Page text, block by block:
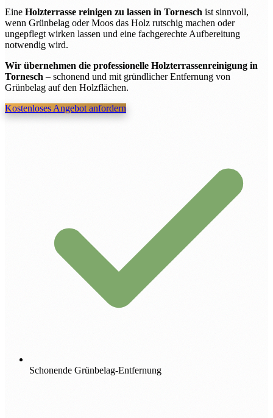
Eine Holzterrasse reinigen zu lassen in Tornesch ist sinnvoll,
wenn Grünbelag oder Moos das Holz rutschig machen oder
ungepflegt wirken lassen und eine fachgerechte Aufbereitung
notwendig wird.
Wir übernehmen die professionelle Holzterrassenreinigung in
Tornesch – schonend und mit gründlicher Entfernung von
Grünbelag auf den Holzflächen.
Kostenloses Angebot anfordern
Schonende Grünbelag-Entfernung